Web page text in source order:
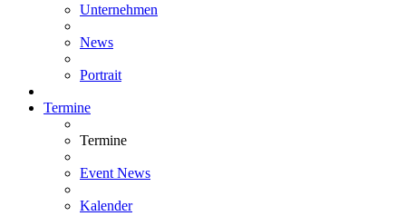
Unternehmen
News
Portrait
Termine
Termine
Event News
Kalender